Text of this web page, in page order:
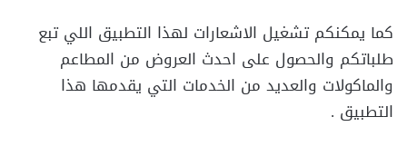
كما يمكنكم تشغيل الاشعارات لهذا التطبيق اللي تبع
طلباتكم والحصول على احدث العروض من المطاعم
والماكولات والعديد من الخدمات التي يقدمها هذا
التطبيق .